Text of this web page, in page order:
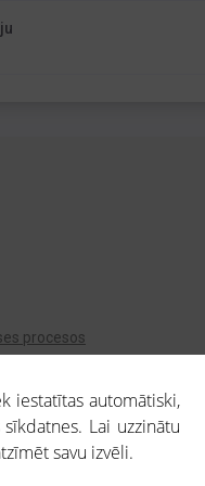
procesos
iestatītas automātiski,
Lai uzzinātu
savu izvēli.